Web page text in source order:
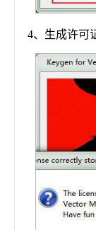
4、生成许可